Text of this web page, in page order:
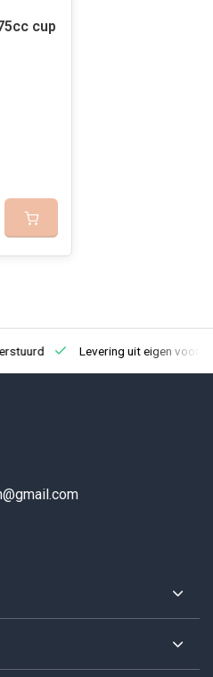
cup
Levering uit eigen